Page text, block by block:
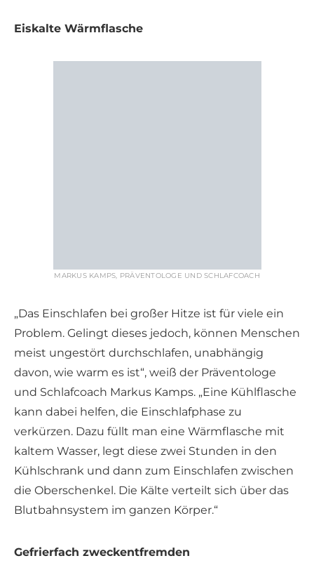
Eiskalte Wärmflasche
MARKUS KAMPS, PRÄVENTOLOGE UND SCHLAFCOACH
„Das Einschlafen bei großer Hitze ist für viele ein
Problem. Gelingt dieses jedoch, können Menschen
meist ungestört durchschlafen, unabhängig
davon, wie warm es ist“, weiß der Präventologe
und Schlafcoach Markus Kamps. „Eine Kühlflasche
kann dabei helfen, die Einschlafphase zu
verkürzen. Dazu füllt man eine Wärmflasche mit
kaltem Wasser, legt diese zwei Stunden in den
Kühlschrank und dann zum Einschlafen zwischen
die Oberschenkel. Die Kälte verteilt sich über das
Blutbahnsystem im ganzen Körper.“
Gefrierfach zweckentfremden